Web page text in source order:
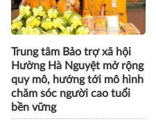
Trung tâm Bảo trợ xã hội
Hường Hà Nguyệt mở rộng
quy mô, hướng tới mô hình
chăm sóc người cao tuổi
bền vững